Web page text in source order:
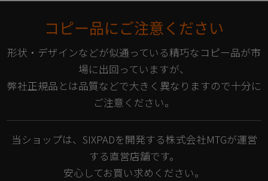
コピー品にご注意ください
形状・デザインなどが似通っている精巧なコピー品が市
場に出回っていますが、
弊社正規品とは品質などで大きく異なりますので十分に
ご注意ください。
当ショップは、SIXPADを開発する株式会社MTGが運営
する直営店舗です。
安心してお買い求めください。